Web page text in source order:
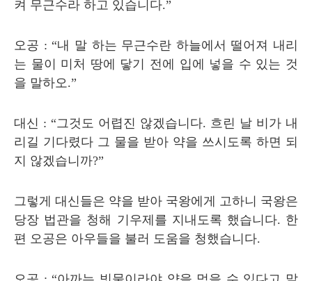
켜 무근수라 하고 있습니다.”
오공 : “내 말 하는 무근수란 하늘에서 떨어져 내리
는 물이 미처 땅에 닿기 전에 입에 넣을 수 있는 것
을 말하오.”
대신 : “그것도 어렵진 않겠습니다. 흐린 날 비가 내
리길 기다렸다 그 물을 받아 약을 쓰시도록 하면 되
지 않겠습니까?”
그렇게 대신들은 약을 받아 국왕에게 고하니 국왕은
당장 법관을 청해 기우제를 지내도록 했습니다. 한
편 오공은 아우들을 불러 도움을 청했습니다.